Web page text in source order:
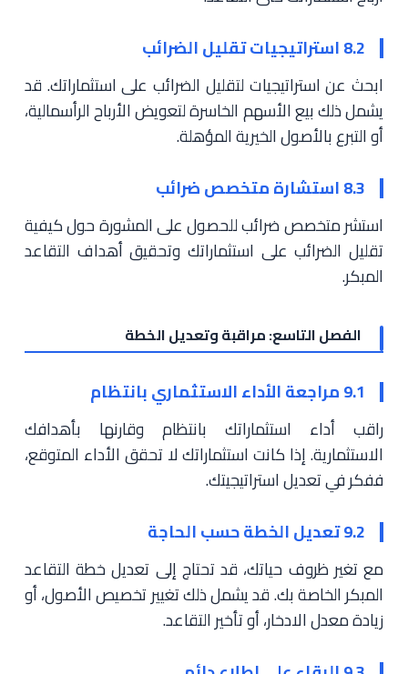
8.2 استراتيجيات تقليل الضرائب
ابحث عن استراتيجيات لتقليل الضرائب على استثماراتك. قد
يشمل ذلك بيع الأسهم الخاسرة لتعويض الأرباح الرأسمالية،
أو التبرع بالأصول الخيرية المؤهلة.
8.3 استشارة متخصص ضرائب
استشر متخصص ضرائب للحصول على المشورة حول كيفية
تقليل الضرائب على استثماراتك وتحقيق أهداف التقاعد
المبكر.
الفصل التاسع: مراقبة وتعديل الخطة
9.1 مراجعة الأداء الاستثماري بانتظام
راقب أداء استثماراتك بانتظام وقارنها بأهدافك
الاستثمارية. إذا كانت استثماراتك لا تحقق الأداء المتوقع،
ففكر في تعديل استراتيجيتك.
9.2 تعديل الخطة حسب الحاجة
مع تغير ظروف حياتك، قد تحتاج إلى تعديل خطة التقاعد
المبكر الخاصة بك. قد يشمل ذلك تغيير تخصيص الأصول، أو
زيادة معدل الادخار، أو تأخير التقاعد.